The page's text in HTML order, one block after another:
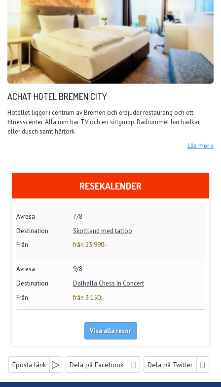
ACHAT HOTEL BREMEN CITY
Hotellet ligger i centrum av Bremen och erbjuder restaurang och ett
fitnesscenter. Alla rum har TV och en sittgrupp. Badrummet har badkar
eller dusch samt hårtork.
Läs mer
RESEKALENDER
7/8
Skottland med tattoo
från 23 990:-
9/8
Dalhalla Chess In Concert
från 3 150:-
Visa alla resor
FACEBOOK
Eposta länk Dela på Facebook Dela på Twitter